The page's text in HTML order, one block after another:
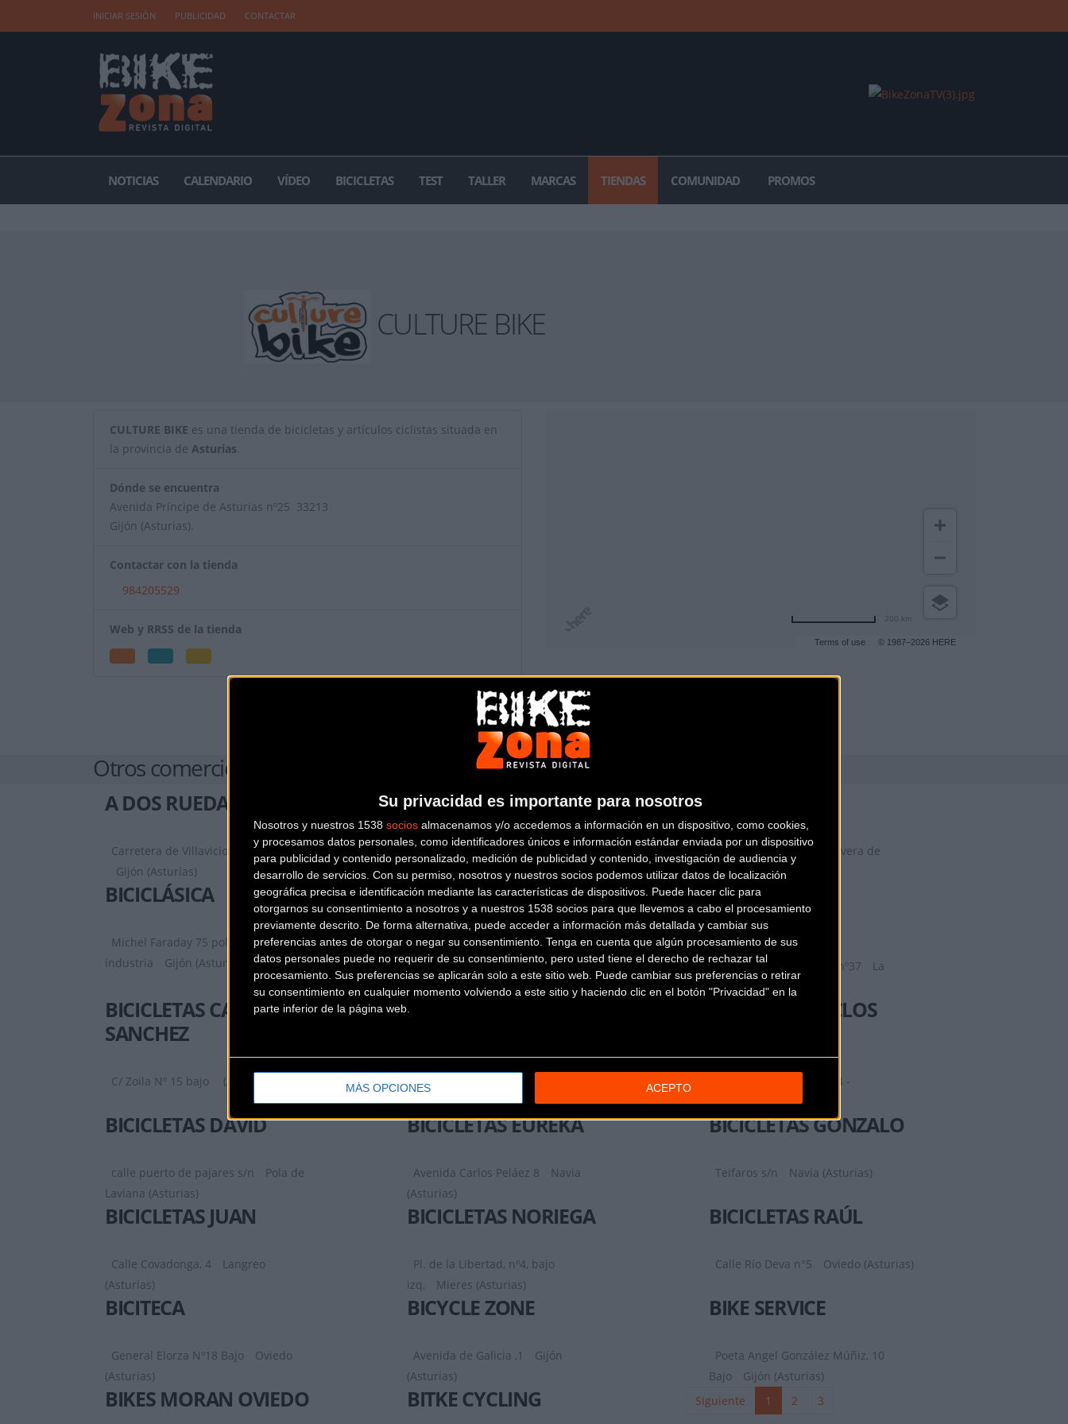
Su privacidad es importante para nosotros
Nosotros y nuestros 1538 socios almacenamos y/o accedemos a información en un dispositivo, como cookies,
y procesamos datos personales, como identificadores únicos e información estándar enviada por un dispositivo
para publicidad y contenido personalizado, medición de publicidad y contenido, investigación de audiencia y
desarrollo de servicios. Con su permiso, nosotros y nuestros socios podemos utilizar datos de localización
geográfica precisa e identificación mediante las características de dispositivos. Puede hacer clic para
otorgarnos su consentimiento a nosotros y a nuestros 1538 socios para que llevemos a cabo el procesamiento
previamente descrito. De forma alternativa, puede acceder a información más detallada y cambiar sus
preferencias antes de otorgar o negar su consentimiento. Tenga en cuenta que algún procesamiento de sus
datos personales puede no requerir de su consentimiento, pero usted tiene el derecho de rechazar tal
procesamiento. Sus preferencias se aplicarán solo a este sitio web. Puede cambiar sus preferencias o retirar
su consentimiento en cualquier momento volviendo a este sitio y haciendo clic en el botón "Privacidad" en la
parte inferior de la página web.
MÁS OPCIONES ACEPTO
INICIAR SESIÓN PUBLICIDAD CONTACTAR
NOTICIAS CALENDARIO VÍDEO BICICLETAS TEST TALLER MARCAS TIENDAS COMUNIDAD PROMOS
CULTURE BIKE
CULTURE BIKE es una tienda de bicicletas y artículos ciclistas situada en
la provincia de Asturias.
Dónde se encuentra
Avenida Príncipe de Asturias nº25 33213
Gijón (Asturias).
Contactar con la tienda
984205529
Web y RRSS de la tienda
Terms of use © 1987–2026 HERE
200 km
¿Eres el propietario de esta tienda? Descubre cómohacerte tienda Premium para llegar a más clientes
Otros comercios
A DOS RUEDAS
Carretera de Villaviciosa 22, Bajo B
Gijón (Asturias)
BICI OH
CARMEN, 2 GIJON (Asturias) C/ Estebanina Nº7
Corvera de
Asturias (Asturias)
BICICLÁSICA
Michel Faraday 75 poligono
industria
Gijón (Asturias)
BICICLETAS ABLANEDO
Avda de mejico,38 bajo
Mieres
(Asturias)
BICICLETAS
BIKEMANIA
C/ Melquiades Alvarez nº37
La
Felguera (Asturias)
BICICLETAS CACHULI
SANCHEZ
C/ Zoila Nº 15 bajo (Asturias)
BICICLETAS CASTRO
C/ La Provía, Nº 1
Cabonara
BICICLETAS CICLOS
Calle Ramón G. Valle, 34 -
bajo
Pravia (Asturias)
BICICLETAS DAVID
calle puerto de pajares s/n
Pola de
Laviana (Asturias)
BICICLETAS EUREKA
Avenida Carlos Peláez 8
Navia
(Asturias)
BICICLETAS GONZALO
Teifaros s/n Navia (Asturias)
BICICLETAS JUAN
Calle Covadonga, 4
Langreo
(Asturias)
BICICLETAS NORIEGA
Pl. de la Libertad, nº4, bajo
izq,
Mieres (Asturias)
BICICLETAS RAÚL
Calle Río Deva n°5 Oviedo (Asturias)
BICITECA
General Elorza Nº18 Bajo
Oviedo
(Asturias)
BICYCLE ZONE
Avenida de Galicia ,1
Gijón
(Asturias)
BIKE SERVICE
Poeta Angel González Múñiz, 10
Bajo
Gijón (Asturias)
BIKES MORAN OVIEDO BITKE CYCLING Siguiente 1 2 3